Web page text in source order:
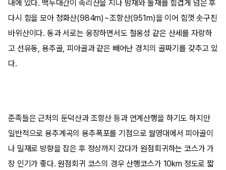
내에 있다. 백두대간이 속리산을 지나 밤재와 눌재를 힘겹게 넘은 후
다시 힘을 모아 청화산(984m)~조항산(951m)을 이어 힘껏 솟구친
바위산이다. 동과 서로는 웅장하면서도 철옹성 같은 산세를 자랑하
고 선유동, 용추골, 피아골과 같은 빼어난 경치의 골짜기를 갖추고 있
다.
준족들은 근처의 둔덕산과 조항산 등과 연계산행을 하기도 하지만
일반적으로 용추계곡의 용추폭포를 기점으로 월영대에서 피아골이
나 밀재로 방향을 잡은 후 정상까지 갔다가 원점회귀하는 코스가 가
장 인기가 좋다. 원점회귀 코스의 경우 산행코스가 10km 정도로 짧